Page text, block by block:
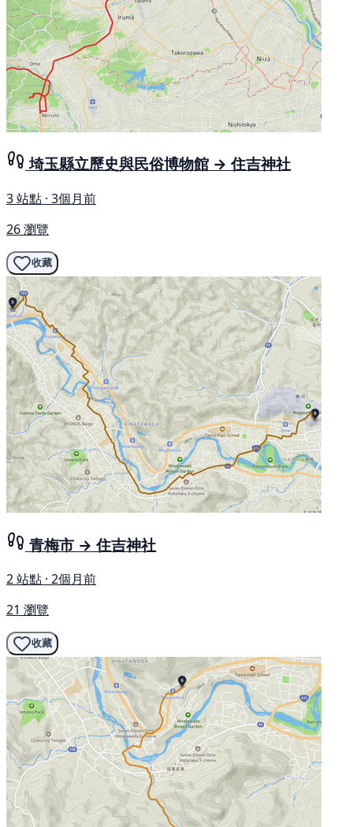
埼玉縣立歷史與民俗博物館 → 住吉神社
3 站點 · 3個月前
26 瀏覽
收藏
青梅市 → 住吉神社
2 站點 · 2個月前
21 瀏覽
收藏